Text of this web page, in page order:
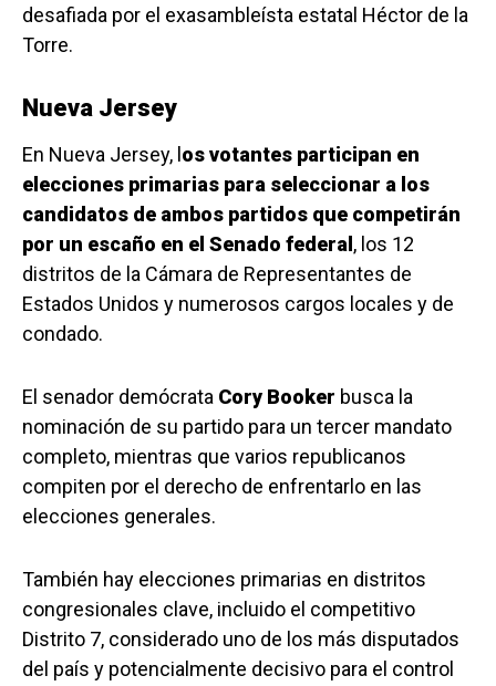
desafiada por el exasambleísta estatal Héctor de la
Torre.
Nueva Jersey
En Nueva Jersey, l os votantes participan en
elecciones primarias para seleccionar a los
candidatos de ambos partidos que competirán
por un escaño en el Senado federal , los 12
distritos de la Cámara de Representantes de
Estados Unidos y numerosos cargos locales y de
condado.
El senador demócrata Cory Booker busca la
nominación de su partido para un tercer mandato
completo, mientras que varios republicanos
compiten por el derecho de enfrentarlo en las
elecciones generales.
También hay elecciones primarias en distritos
congresionales clave, incluido el competitivo
Distrito 7, considerado uno de los más disputados
del país y potencialmente decisivo para el control